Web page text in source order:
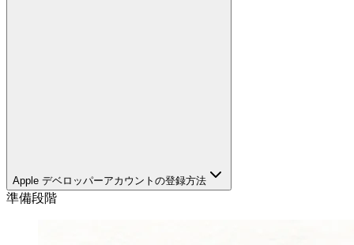
Apple デベロッパーアカウントの登録方法
準備段階